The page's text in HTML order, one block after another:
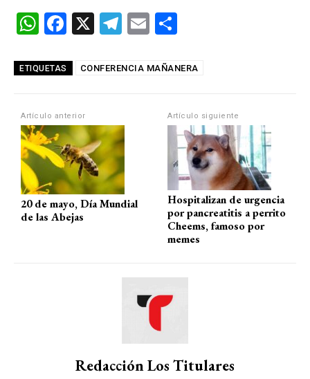
W
at
A
p
p
F
ce
o
o
k
X
T
e
m
E
ail m
ar
tir
ETIQUETAS CONFERENCIA MAÑANERA
Artículo anterior
20 de mayo, Día Mundial
de las Abejas
Artículo siguiente
Hospitalizan de urgencia
por pancreatitis a perrito
Cheems, famoso por
memes
Redacción Los Titulares